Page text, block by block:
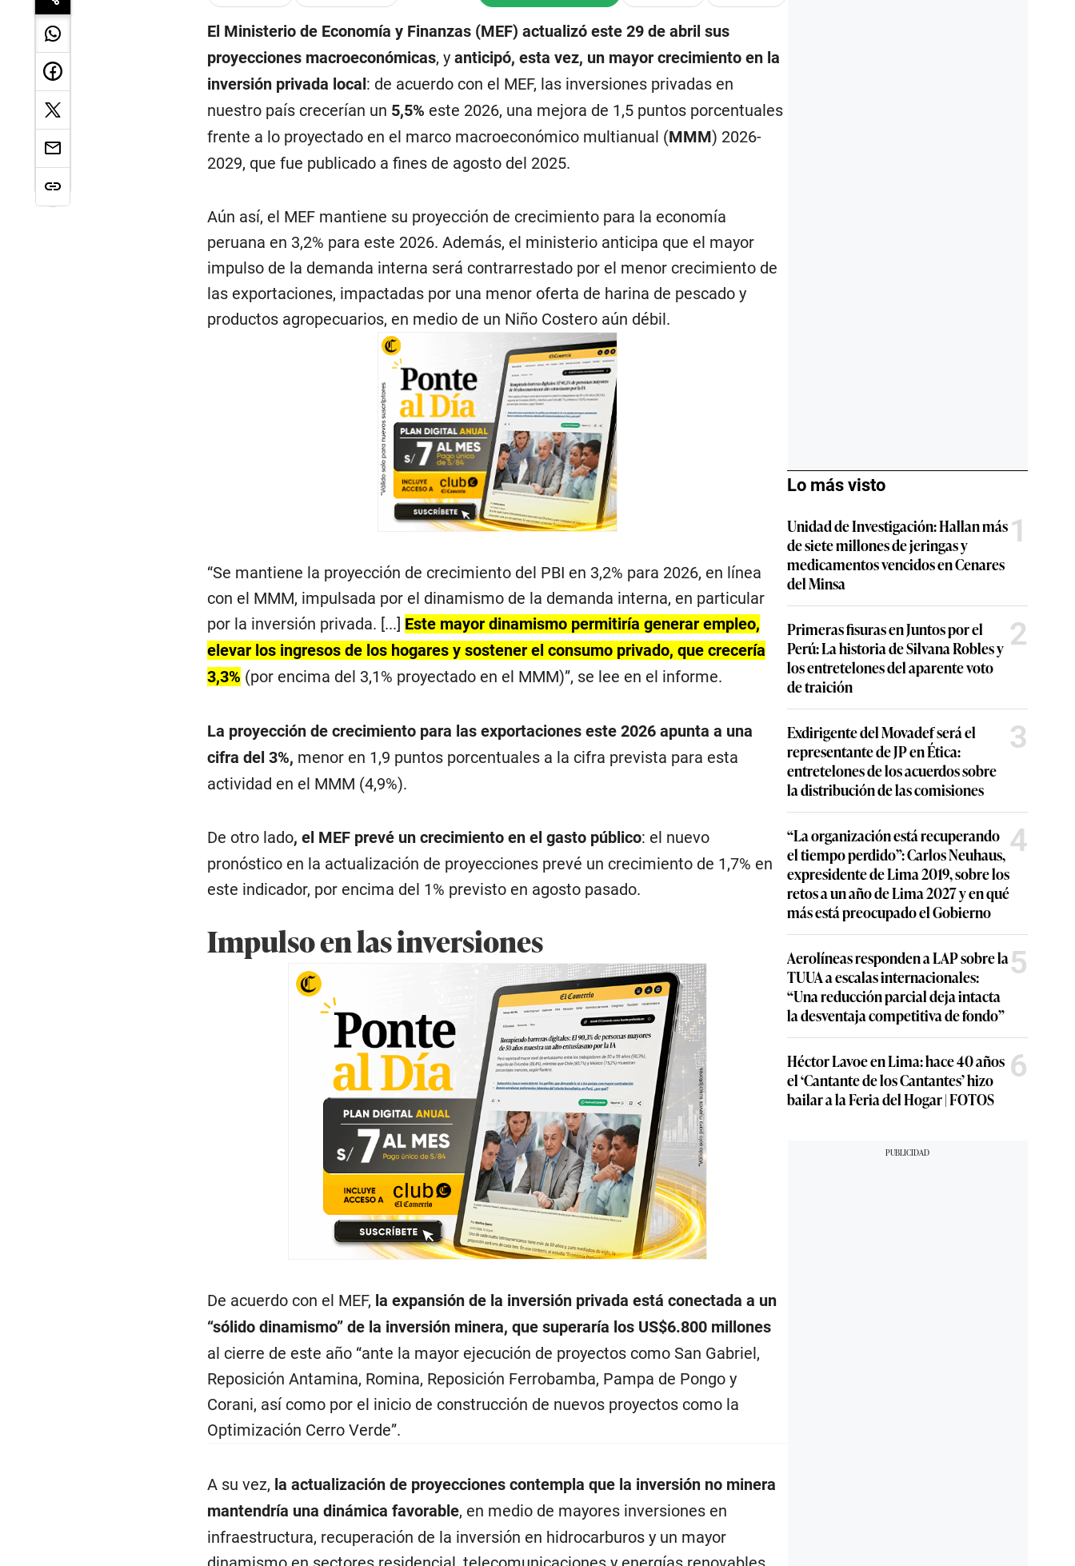
El Ministerio de Economía y Finanzas (MEF) actualizó este 29 de abril sus
proyecciones macroeconómicas, y anticipó, esta vez, un mayor crecimiento en la
inversión privada local: de acuerdo con el MEF, las inversiones privadas en
nuestro país crecerían un 5,5% este 2026, una mejora de 1,5 puntos porcentuales
frente a lo proyectado en el marco macroeconómico multianual (MMM) 2026-
2029, que fue publicado a fines de agosto del 2025.
Aún así, el MEF mantiene su proyección de crecimiento para la economía
peruana en 3,2% para este 2026. Además, el ministerio anticipa que el mayor
impulso de la demanda interna será contrarrestado por el menor crecimiento de
las exportaciones, impactadas por una menor oferta de harina de pescado y
productos agropecuarios, en medio de un Niño Costero aún débil.
“Se mantiene la proyección de crecimiento del PBI en 3,2% para 2026, en línea
con el MMM, impulsada por el dinamismo de la demanda interna, en particular
por la inversión privada. [...] Este mayor dinamismo permitiría generar empleo,
elevar los ingresos de los hogares y sostener el consumo privado, que crecería
3,3% (por encima del 3,1% proyectado en el MMM)”, se lee en el informe.
La proyección de crecimiento para las exportaciones este 2026 apunta a una
cifra del 3%, menor en 1,9 puntos porcentuales a la cifra prevista para esta
actividad en el MMM (4,9%).
De otro lado, el MEF prevé un crecimiento en el gasto público: el nuevo
pronóstico en la actualización de proyecciones prevé un crecimiento de 1,7% en
este indicador, por encima del 1% previsto en agosto pasado.
Impulso en las inversiones
De acuerdo con el MEF, la expansión de la inversión privada está conectada a un
“sólido dinamismo” de la inversión minera, que superaría los US$6.800 millones
al cierre de este año “ante la mayor ejecución de proyectos como San Gabriel,
Reposición Antamina, Romina, Reposición Ferrobamba, Pampa de Pongo y
Corani, así como por el inicio de construcción de nuevos proyectos como la
Optimización Cerro Verde”.
A su vez, la actualización de proyecciones contempla que la inversión no minera
mantendría una dinámica favorable, en medio de mayores inversiones en
infraestructura, recuperación de la inversión en hidrocarburos y un mayor
Lo más visto
Unidad de Investigación: Hallan más
de siete millones de jeringas y
medicamentos vencidos en Cenares
del Minsa
1
Primeras fisuras en Juntos por el
Perú: La historia de Silvana Robles y
los entretelones del aparente voto
de traición
2
Exdirigente del Movadef será el
representante de JP en Ética:
entretelones de los acuerdos sobre
la distribución de las comisiones
3
“La organización está recuperando
el tiempo perdido”: Carlos Neuhaus,
expresidente de Lima 2019, sobre los
retos a un año de Lima 2027 y en qué
más está preocupado el Gobierno
4
Aerolíneas responden a LAP sobre la
TUUA a escalas internacionales:
“Una reducción parcial deja intacta
la desventaja competitiva de fondo”
5
Héctor Lavoe en Lima: hace 40 años
el ‘Cantante de los Cantantes’ hizo
bailar a la Feria del Hogar | FOTOS
6